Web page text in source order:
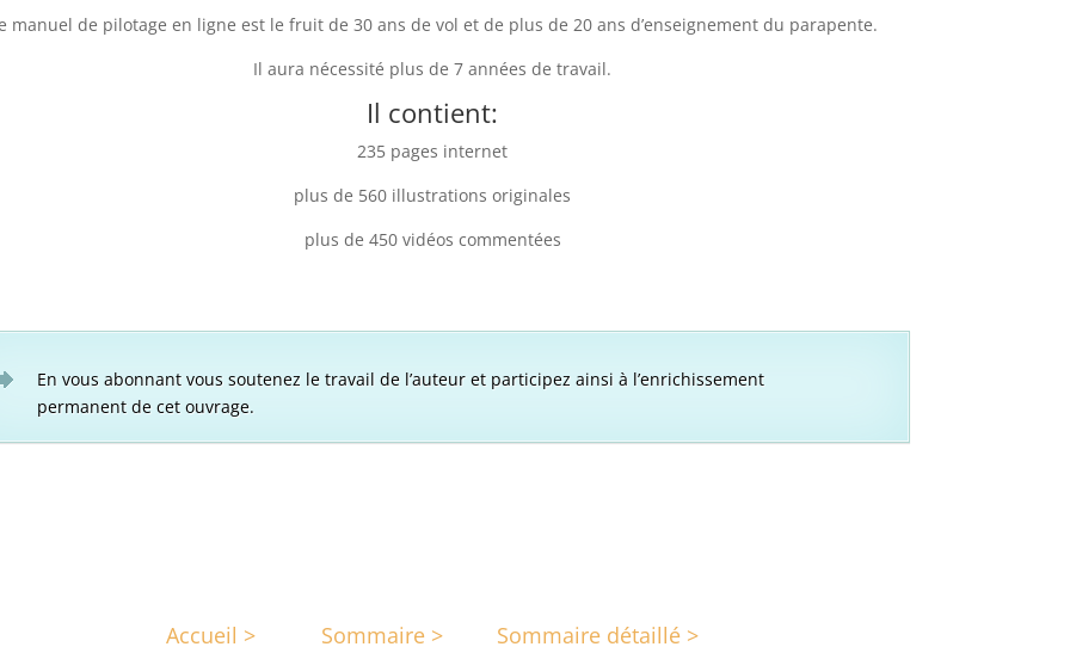
manuel de pilotage en ligne est le fruit de 30 ans de vol et de plus de 20 ans d’enseignement du parapente.
Il aura nécessité plus de 7 années de travail.
Il contient:
235 pages internet
plus de 560 illustrations originales
plus de 450 vidéos commentées
En vous abonnant vous soutenez le travail de l’auteur et participez ainsi à l’enrichissement
permanent de cet ouvrage.
Accueil > Sommaire > Sommaire détaillé >